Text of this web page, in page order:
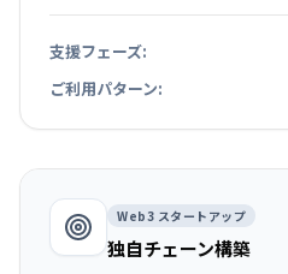
支援フェーズ:
ご利用パターン:
Web3 スタートアップ
独自チェーン構築